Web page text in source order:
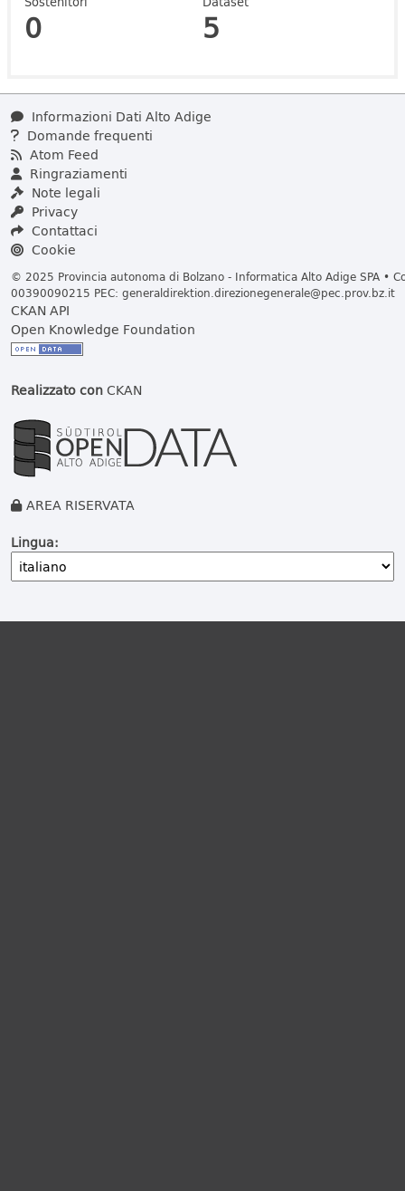
0 5
Informazioni Dati Alto Adige
Domande frequenti
Atom Feed
Ringraziamenti
Note legali
Privacy
Contattaci
Cookie
© 2025 Provincia autonoma di Bolzano - Informatica Alto Adige SPA •
00390090215 PEC: generaldirektion.direzionegenerale@pec.prov.bz.it
CKAN API
Open Knowledge Foundation
Realizzato conCKAN
AREA RISERVATA
Lingua